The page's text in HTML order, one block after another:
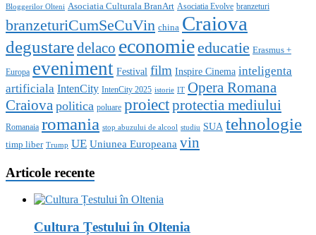
Bloggerilor Olteni Asociatia Culturala BranArt Asociatia Evolve branzeturi
branzeturiCumSeCuVin china Craiova
degustaredelaco economieeducatie Erasmus +
Europa eveniment Festival film Inspire Cinema inteligenta
artificiala IntenCity IntenCity 2025 istorie IT Opera Romana
Craiova politica poluare proiectprotectia mediului
Romanaia romania stop abuzului de alcool studiu SUA tehnologie
timp liber Trump UE Uniunea Europeana vin
Articole recente
Cultura Țestului în Oltenia